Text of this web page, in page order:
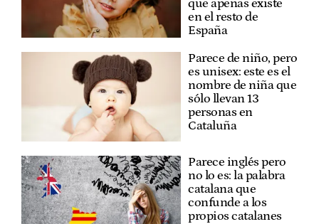
que apenas existe
en el resto de
España
Parece de niño, pero
es unisex: este es el
nombre de niña que
sólo llevan 13
personas en
Cataluña
Parece inglés pero
no lo es: la palabra
catalana que
confunde a los
propios catalanes